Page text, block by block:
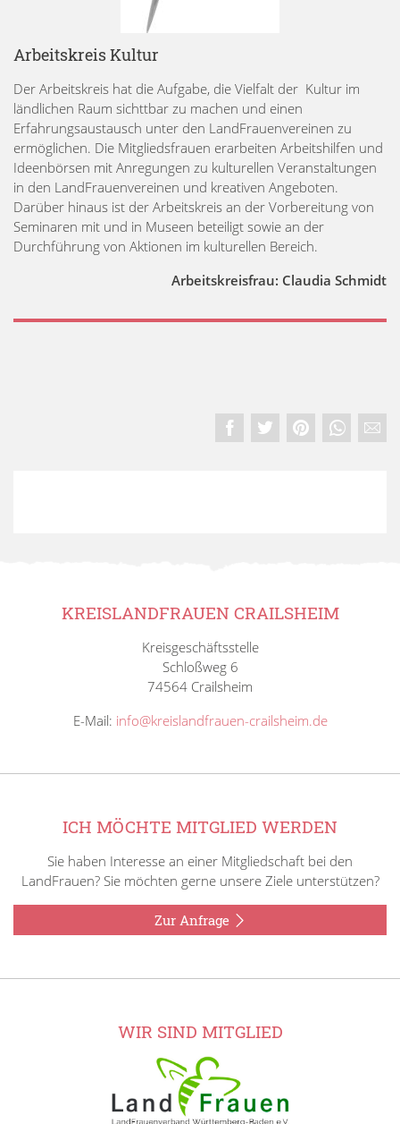
Arbeitskreis Kultur
Der Arbeitskreis hat die Aufgabe, die Vielfalt der Kultur im
ländlichen Raum sichttbar zu machen und einen
Erfahrungsaustausch unter den LandFrauenvereinen zu
ermöglichen. Die Mitgliedsfrauen erarbeiten Arbeitshilfen und
Ideenbörsen mit Anregungen zu kulturellen Veranstaltungen
in den LandFrauenvereinen und kreativen Angeboten.
Darüber hinaus ist der Arbeitskreis an der Vorbereitung von
Seminaren mit und in Museen beteiligt sowie an der
Durchführung von Aktionen im kulturellen Bereich.
Arbeitskreisfrau: Claudia Schmidt
KREISLANDFRAUEN CRAILSHEIM
Kreisgeschäftsstelle
Schloßweg 6
74564 Crailsheim
E-Mail: info@kreislandfrauen-crailsheim.de
ICH MÖCHTE MITGLIED WERDEN
Sie haben Interesse an einer Mitgliedschaft bei den
LandFrauen? Sie möchten gerne unsere Ziele unterstützen?
Zur Anfrage
WIR SIND MITGLIED